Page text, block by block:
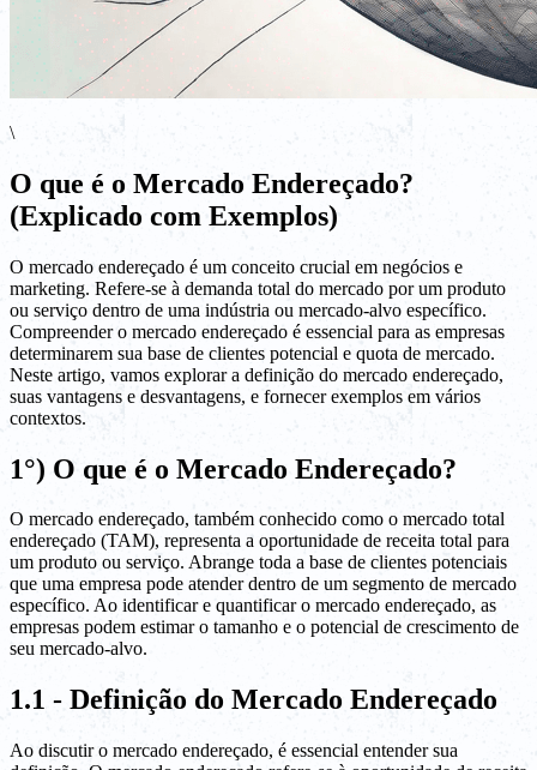
\
O que é o Mercado Endereçado?
(Explicado com Exemplos)
O mercado endereçado é um conceito crucial em negócios e
marketing. Refere-se à demanda total do mercado por um produto
ou serviço dentro de uma indústria ou mercado-alvo específico.
Compreender o mercado endereçado é essencial para as empresas
determinarem sua base de clientes potencial e quota de mercado.
Neste artigo, vamos explorar a definição do mercado endereçado,
suas vantagens e desvantagens, e fornecer exemplos em vários
contextos.
1°) O que é o Mercado Endereçado?
O mercado endereçado, também conhecido como o mercado total
endereçado (TAM), representa a oportunidade de receita total para
um produto ou serviço. Abrange toda a base de clientes potenciais
que uma empresa pode atender dentro de um segmento de mercado
específico. Ao identificar e quantificar o mercado endereçado, as
empresas podem estimar o tamanho e o potencial de crescimento de
seu mercado-alvo.
1.1 - Definição do Mercado Endereçado
Ao discutir o mercado endereçado, é essencial entender sua